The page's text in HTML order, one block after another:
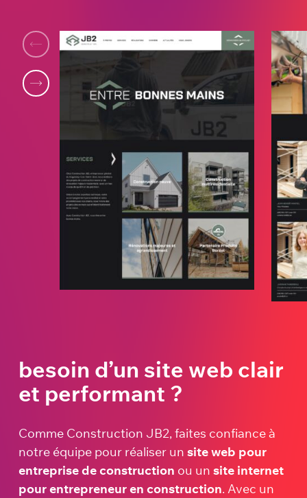
besoin d’un site web clair
et performant ?
Comme Construction JB2, faites confiance à
notre équipe pour réaliser un site web pour
entreprise de construction ou un site internet
pour entrepreneur en construction. Avec un